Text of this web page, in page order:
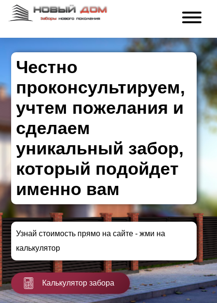
Честно
проконсультируем,
учтем пожелания и
сделаем
уникальный забор,
который подойдет
именно вам
Узнай стоимость прямо на сайте - жми на
калькулятор
Калькулятор забора